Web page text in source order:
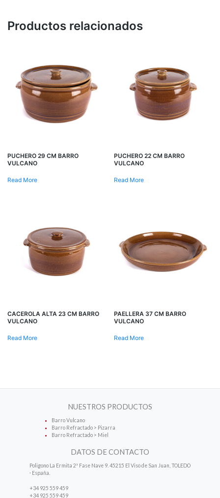
Productos relacionados
PUCHERO 29 CM BARRO
VULCANO
Read More
PUCHERO 22 CM BARRO
VULCANO
Read More
CACEROLA ALTA 23 CM BARRO
VULCANO
Read More
PAELLERA 37 CM BARRO
VULCANO
Read More
NUESTROS PRODUCTOS
Barro Vulcano
Barro Refractado > Pizarra
Barro Refractado > Miel
DATOS DE CONTACTO
Poligono La Ermita 2ª Fase Nave 9. 45215 El Viso de San Juan, TOLEDO
· España.
+34 925 559 459
+34 925 559 459